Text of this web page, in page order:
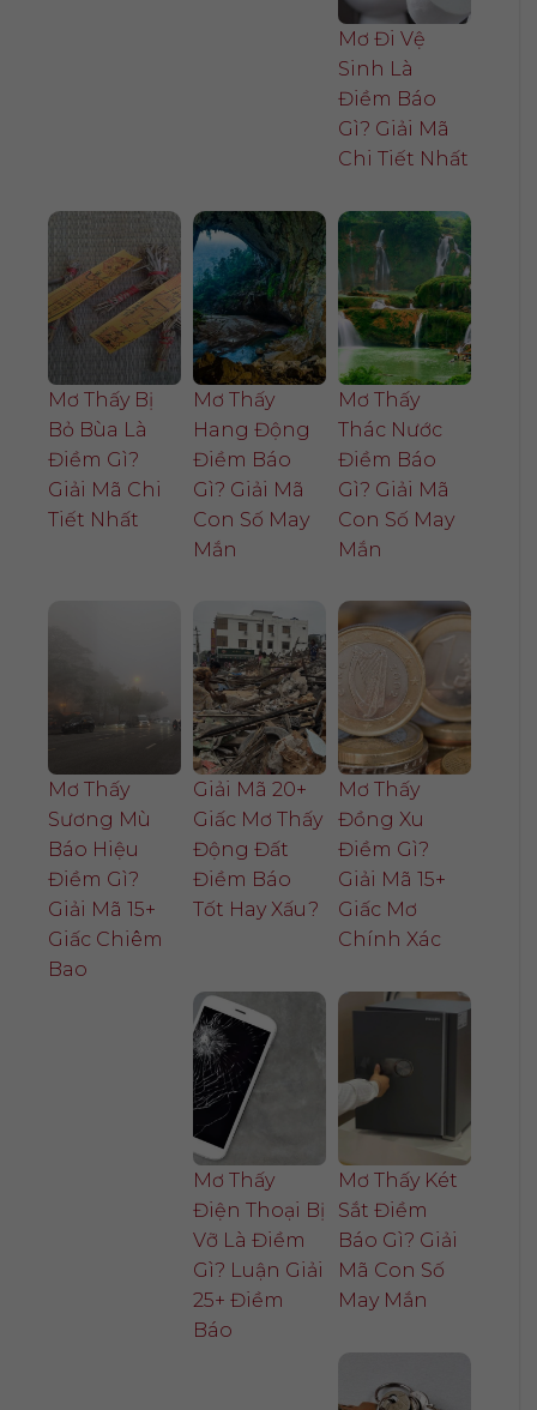
Mơ Đi Vệ
Sinh Là
Điềm Báo
Gì? Giải Mã
Chi Tiết Nhất
Mơ Thấy Bị
Bỏ Bùa Là
Điềm Gì?
Giải Mã Chi
Tiết Nhất
Mơ Thấy
Hang Động
Điềm Báo
Gì? Giải Mã
Con Số May
Mắn
Mơ Thấy
Thác Nước
Điềm Báo
Gì? Giải Mã
Con Số May
Mắn
Mơ Thấy
Sương Mù
Báo Hiệu
Điềm Gì?
Giải Mã 15+
Giấc Chiêm
Bao
Giải Mã 20+
Giấc Mơ Thấy
Động Đất
Điềm Báo
Tốt Hay Xấu?
Mơ Thấy
Đồng Xu
Điềm Gì?
Giải Mã 15+
Giấc Mơ
Chính Xác
Mơ Thấy
Điện Thoại Bị
Vỡ Là Điềm
Gì? Luận Giải
25+ Điềm
Báo
Mơ Thấy Két
Sắt Điềm
Báo Gì? Giải
Mã Con Số
May Mắn